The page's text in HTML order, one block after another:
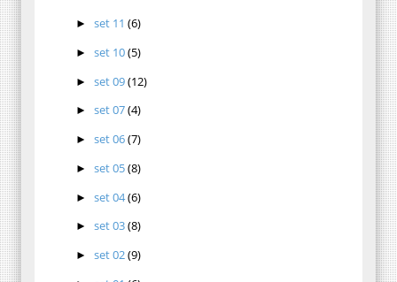
►set 11(6)
►set 10(5)
►set 09(12)
►set 07(4)
►set 06(7)
►set 05(8)
►set 04(6)
►set 03(8)
►set 02(9)